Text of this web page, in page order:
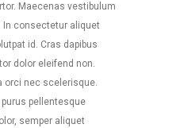
Maecenas vestibulum
In consectetur aliquet
id. Cras dapibus
dolor eleifend non.
orci nec scelerisque.
pellentesque
semper aliquet